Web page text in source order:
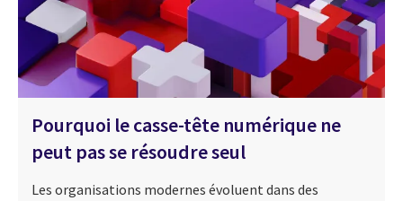
Pourquoi le casse-tête numérique ne
peut pas se résoudre seul
Les organisations modernes évoluent dans des